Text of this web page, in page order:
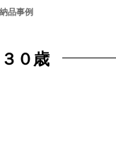
品事例
０歳